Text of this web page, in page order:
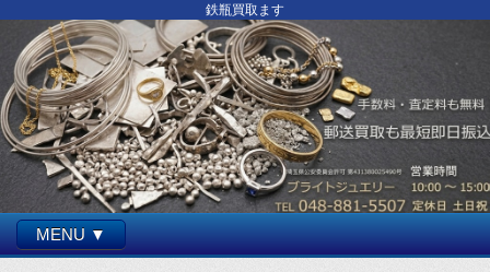
鉄瓶買取ます
MENU ▼